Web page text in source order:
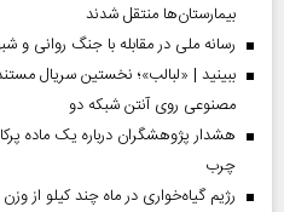
بیمارستان‌ها منتقل شدند
رسانه ملی در مقابله با جنگ روانی
ببینید | «لبالب»؛ نخستین سریال
مصنوعی روی آنتن شبکه دو
هشدار پژوهشگران درباره یک ماده
چرب
رژیم گیاه‌خواری در ماه چند کیلو از